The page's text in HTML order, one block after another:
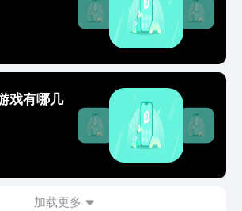
属性特征，玩家需根据战场形势灵活调
出最为高效的作战计划。玩家能够借由
物的各项技能，并通过系统的训练与进
，每位玩家都能精心培育出专属于自己
游戏巧妙融入了引人入胜的探险情节，
开游戏世界的奇妙秘密。随着剧情层层
更加彰显，让人不由自主地沉醉于那些
中。此外，游戏还鼓励玩家间建立公
交活动与协作探险。携手对抗强敌，共
这样的设计不仅增强了游戏的互动性，
验更加丰富多彩。游戏以其精致的画面
戏有哪几
加载更多